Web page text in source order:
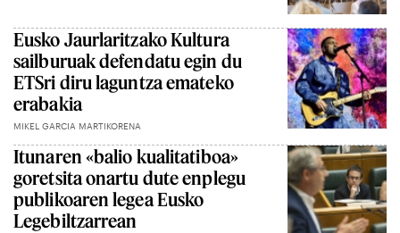
Eusko Jaurlaritzako Kultura
sailburuak defendatu egin du
ETSri diru laguntza emateko
erabakia
MIKEL GARCIA MARTIKORENA
Itunaren «balio kualitatiboa»
goretsita onartu dute enplegu
publikoaren legea Eusko
Legebiltzarrean